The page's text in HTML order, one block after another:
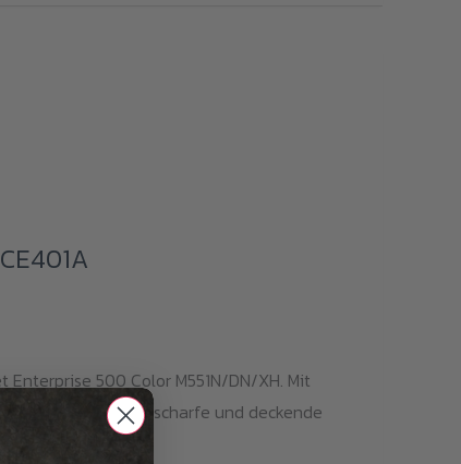
500 Color M551N/DN/XH. Mit
Seiten. Kantenscharfe und deckende